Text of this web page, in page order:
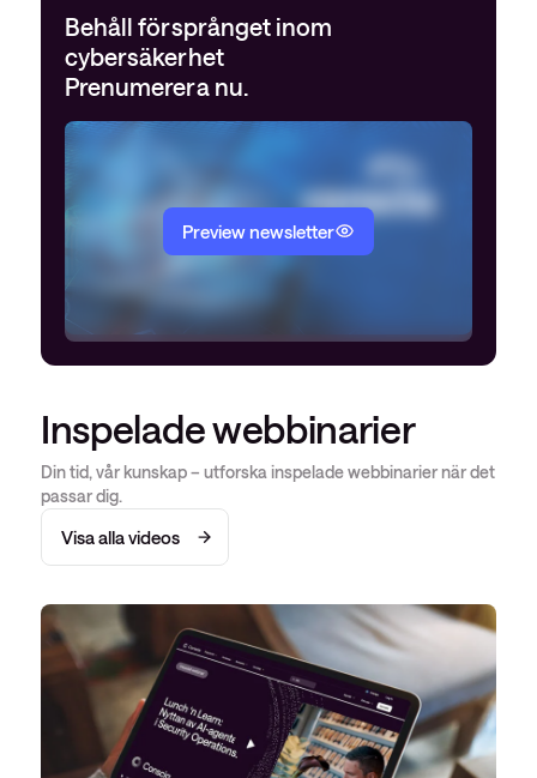
Behåll försprånget inom
cybersäkerhet
Prenumerera nu.
Preview newsletter
Inspelade webbinarier
Din tid, vår kunskap – utforska inspelade webbinarier när det
passar dig.
Visa alla videos